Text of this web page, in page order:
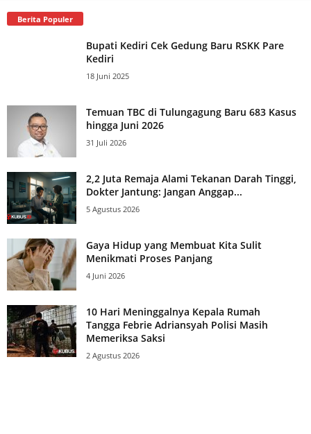
Berita Populer
Bupati Kediri Cek Gedung Baru RSKK Pare
Kediri
18 Juni 2025
Temuan TBC di Tulungagung Baru 683 Kasus
hingga Juni 2026
31 Juli 2026
2,2 Juta Remaja Alami Tekanan Darah Tinggi,
Dokter Jantung: Jangan Anggap...
5 Agustus 2026
Gaya Hidup yang Membuat Kita Sulit
Menikmati Proses Panjang
4 Juni 2026
10 Hari Meninggalnya Kepala Rumah
Tangga Febrie Adriansyah Polisi Masih
Memeriksa Saksi
2 Agustus 2026